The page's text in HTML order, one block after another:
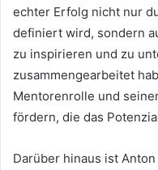
echter Erfolg nicht nur
definiert wird, sondern
zu inspirieren und zu
zusammengearbeitet
Mentorenrolle und
fördern, die das
Darüber hinaus ist